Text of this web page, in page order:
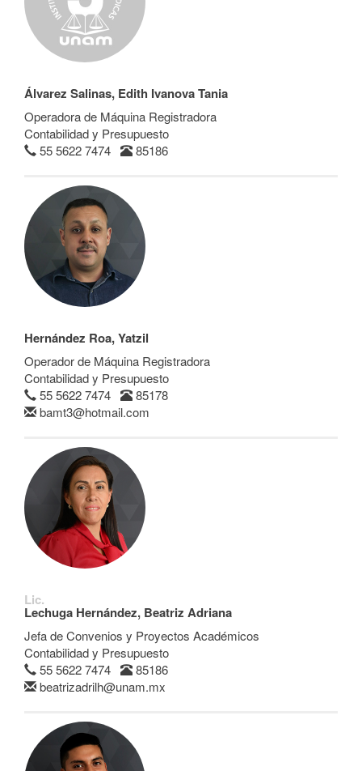
Álvarez Salinas, Edith Ivanova Tania
Operadora de Máquina Registradora
Contabilidad y Presupuesto
55 5622 7474
85186
Hernández Roa, Yatzil
Operador de Máquina Registradora
Contabilidad y Presupuesto
55 5622 7474
85178
bamt3@hotmail.com
Lic.
Lechuga Hernández, Beatriz Adriana
Jefa de Convenios y Proyectos Académicos
Contabilidad y Presupuesto
55 5622 7474
85186
beatrizadrilh@unam.mx